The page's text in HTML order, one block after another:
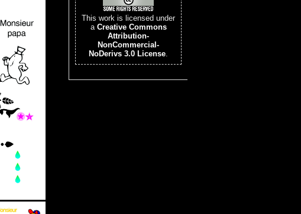
This work is licensed under
a Creative Commons
Attribution-
NonCommercial-
NoDerivs 3.0 License.